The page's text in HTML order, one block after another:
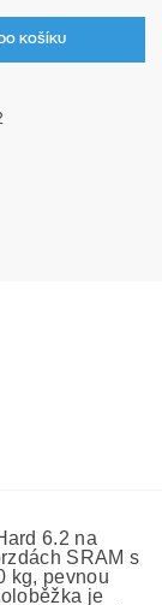
6.2 na
SRAM s
kg, pevnou
je